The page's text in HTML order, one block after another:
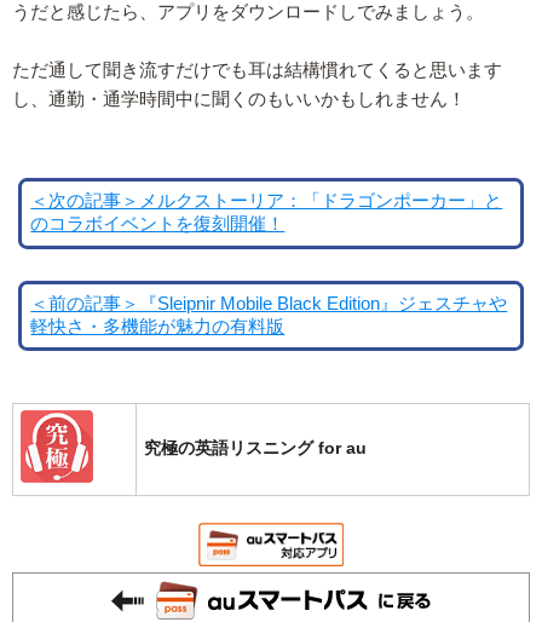
うだと感じたら、アプリをダウンロードしでみましょう。
ただ通して聞き流すだけでも耳は結構慣れてくると思います
し、通勤・通学時間中に聞くのもいいかもしれません！
＜次の記事＞メルクストーリア：「ドラゴンポーカー」と
のコラボイベントを復刻開催！
＜前の記事＞『Sleipnir Mobile Black Edition』ジェスチャや
軽快さ・多機能が魅力の有料版
究極の英語リスニング for au